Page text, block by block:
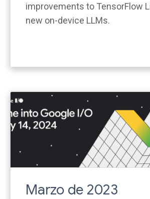
improvements to TensorFlow
new on-device LLMs.
Marzo de 2023